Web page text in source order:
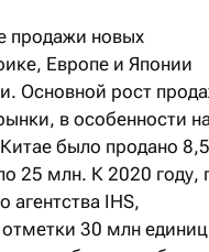
продажи новых
Европе и Японии
Основной рост
в особенности
было продано 8,5
25 млн. К 2020 году,
агентства IHS,
30 млн